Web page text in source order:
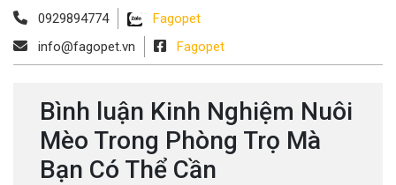
0929894774
Fagopet
info@fagopet.vn
Fagopet
Bình luận Kinh Nghiệm Nuôi
Mèo Trong Phòng Trọ Mà
Bạn Có Thể Cần